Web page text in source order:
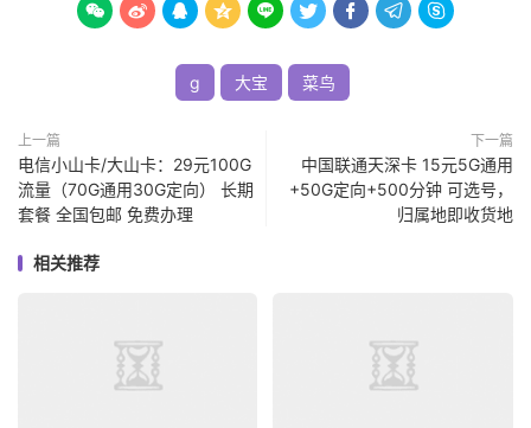
        
g 大宝 菜鸟
上一篇
电信小山卡/大山卡：29元100G
流量（70G通用30G定向） 长期
套餐 全国包邮 免费办理
下一篇
中国联通天深卡 15元5G通用
+50G定向+500分钟 可选号，
归属地即收货地
相关推荐